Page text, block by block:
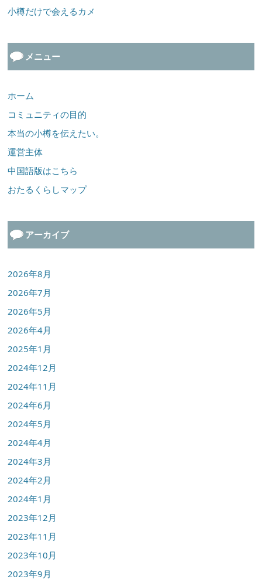
小樽だけで会えるカメ
メニュー
ホーム
コミュニティの目的
本当の小樽を伝えたい。
運営主体
中国語版はこちら
おたるくらしマップ
アーカイブ
2026年8月
2026年7月
2026年5月
2026年4月
2025年1月
2024年12月
2024年11月
2024年6月
2024年5月
2024年4月
2024年3月
2024年2月
2024年1月
2023年12月
2023年11月
2023年10月
2023年9月